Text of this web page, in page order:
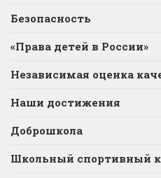
Безопасность
«Права детей в России»
Независимая оценка
Наши достижения
Доброшкола
Школьный спортивный